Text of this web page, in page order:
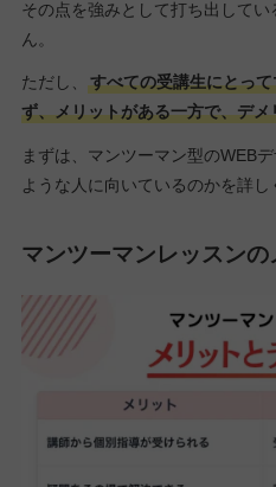
その点を強みとして打ち出して
ん。
ただし、
すべての受講生にとっ
ず、メリットがある一方で、デ
まずは、マンツーマン型のWEB
ような人に向いているのかを詳し
マンツーマンレッスン